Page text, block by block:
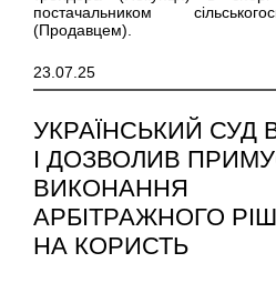
постачальником
(Продавцем).
23.07.25
УКРАЇНСЬКИЙ СУД
І ДОЗВОЛИВ
ВИКОНАННЯ
АРБІТРАЖНОГО
НА КОРИСТЬ